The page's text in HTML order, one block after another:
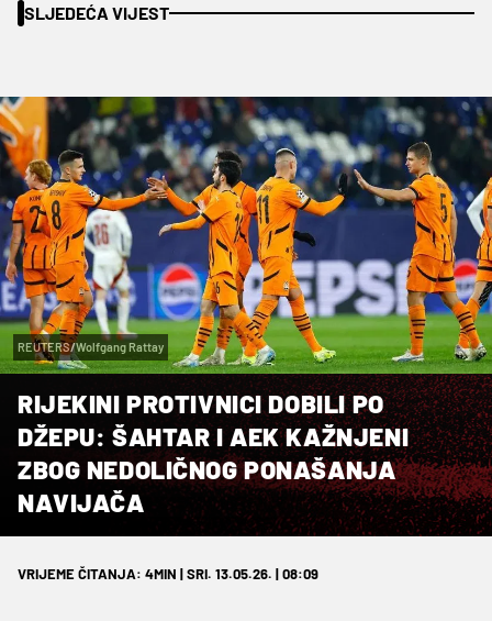
SLJEDEĆA VIJEST
REUTERS/Wolfgang Rattay
RIJEKINI PROTIVNICI DOBILI PO
DŽEPU: ŠAHTAR I AEK KAŽNJENI
ZBOG NEDOLIČNOG PONAŠANJA
NAVIJAČA
VRIJEME ČITANJA: 4MIN | SRI. 13.05.26. | 08:09